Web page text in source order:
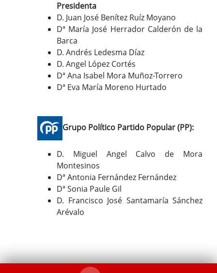
Correo-e gratis
Radio en Internet
Códigos para FACe
Presidenta
D. Juan José Benítez Ruíz Moyano
Dª María José Herrador Calderón de la
Barca
D. Andrés Ledesma Díaz
D. Angel López Cortés
Dª Ana Isabel Mora Muñoz-Torrero
Dª Eva María Moreno Hurtado
Grupo Político Partido Popular (PP):
D. Miguel Angel Calvo de Mora
Montesinos
Dª Antonia Fernández Fernández
Dª Sonia Paule Gil
D. Francisco José Santamaría Sánchez
Arévalo